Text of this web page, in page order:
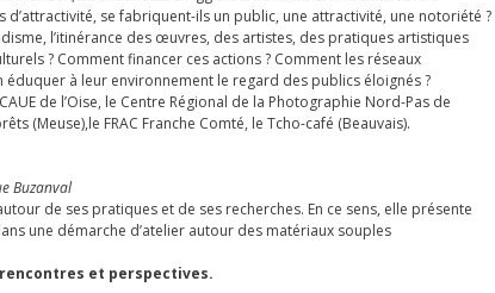
se fabriquent-ils un public, une attractivité, une notoriété ?
l’itinérance des œuvres, des artistes, des pratiques artistiques
? Comment financer ces actions ? Comment les réseaux
à leur environnement le regard des publics éloignés ?
de l’Oise, le Centre Régional de la Photographie Nord-Pas de
(Meuse),le FRAC Franche Comté, le Tcho-café (Beauvais).
Buzanval
de ses pratiques et de ses recherches. En ce sens, elle présente
une démarche d’atelier autour des matériaux souples
rencontres et perspectives.